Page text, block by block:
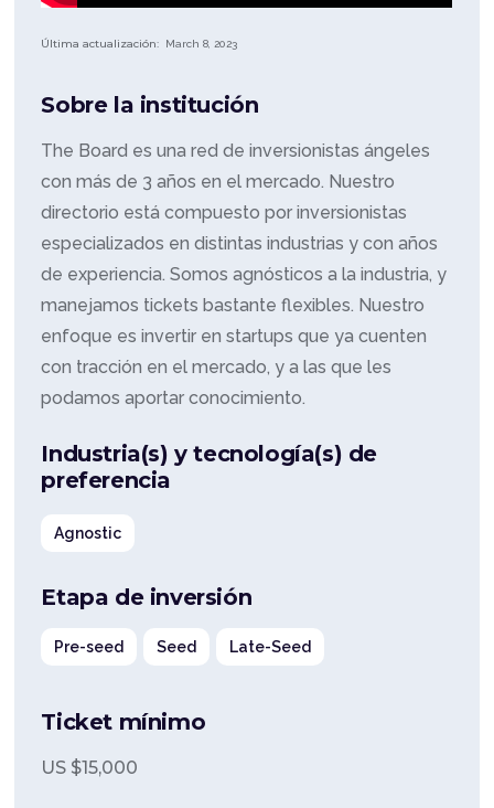
Última actualización: March 8, 2023
Sobre la institución
The Board es una red de inversionistas ángeles
con más de 3 años en el mercado. Nuestro
directorio está compuesto por inversionistas
especializados en distintas industrias y con años
de experiencia. Somos agnósticos a la industria, y
manejamos tickets bastante flexibles. Nuestro
enfoque es invertir en startups que ya cuenten
con tracción en el mercado, y a las que les
podamos aportar conocimiento.
Industria(s) y tecnología(s) de
preferencia
Agnostic
Etapa de inversión
Pre-seed Seed Late-Seed
Ticket mínimo
US $15,000